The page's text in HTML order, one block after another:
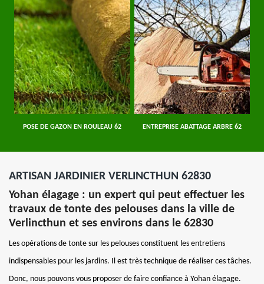
POSE DE GAZON EN ROULEAU 62 ENTREPRISE ABATTAGE ARBRE 62
ARTISAN JARDINIER VERLINCTHUN 62830
Yohan élagage : un expert qui peut effectuer les
travaux de tonte des pelouses dans la ville de
Verlincthun et ses environs dans le 62830
Les opérations de tonte sur les pelouses constituent les entretiens
indispensables pour les jardins. Il est très technique de réaliser ces tâches.
Donc, nous pouvons vous proposer de faire confiance à Yohan élagage.